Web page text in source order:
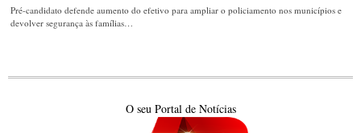
Pré-candidato defende aumento do efetivo para ampliar o policiamento nos municípios e
devolver segurança às famílias…
O seu Portal de Notícias